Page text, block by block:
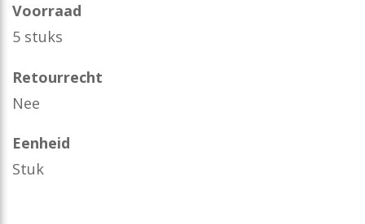
Voorraad
5 stuks
Retourrecht
Nee
Eenheid
Stuk